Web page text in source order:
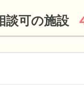
談可の施設